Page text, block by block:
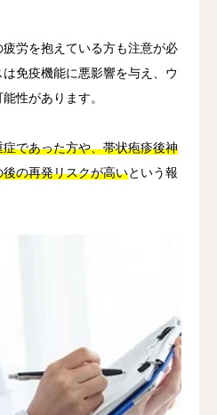
労を抱えている方も注意が必
免疫機能に悪影響を与え、ウ
性があります。
であった方や、帯状疱疹後神
の再発リスクが高いという報